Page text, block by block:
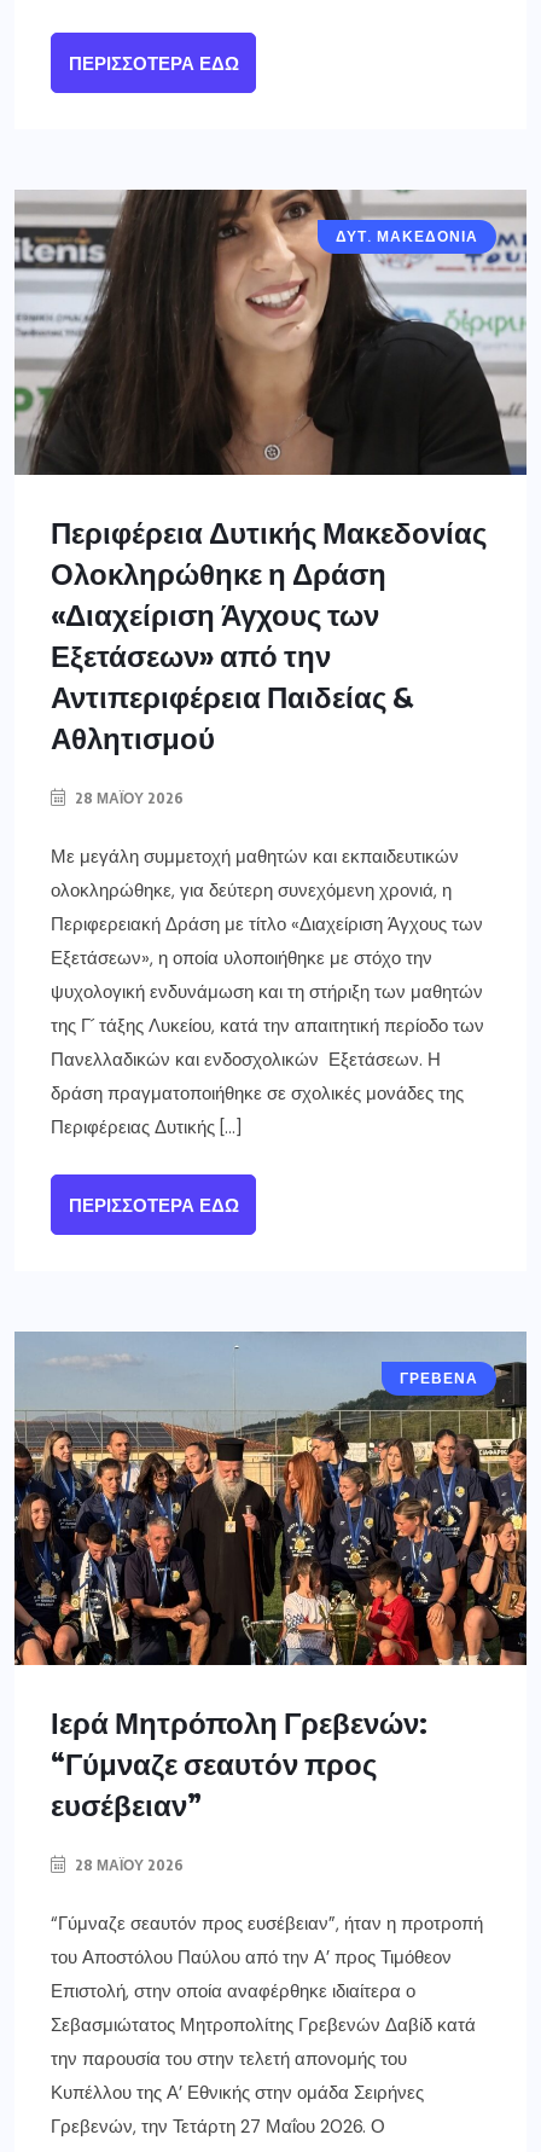
ΠΕΡΙΣΣΌΤΕΡΑ ΕΔΏ
ΔΥΤ. ΜΑΚΕΔΟΝΙΑ
Περιφέρεια Δυτικής Μακεδονίας
Ολοκληρώθηκε η Δράση
«Διαχείριση Άγχους των
Εξετάσεων» από την
Αντιπεριφέρεια Παιδείας &
Αθλητισμού
28 ΜΑΪ́ΟΥ 2026
Με μεγάλη συμμετοχή μαθητών και εκπαιδευτικών
ολοκληρώθηκε, για δεύτερη συνεχόμενη χρονιά, η
Περιφερειακή Δράση με τίτλο «Διαχείριση Άγχους των
Εξετάσεων», η οποία υλοποιήθηκε με στόχο την
ψυχολογική ενδυνάμωση και τη στήριξη των μαθητών
της Γ´ τάξης Λυκείου, κατά την απαιτητική περίοδο των
Πανελλαδικών και ενδοσχολικών Εξετάσεων. Η
δράση πραγματοποιήθηκε σε σχολικές μονάδες της
Περιφέρειας Δυτικής […]
ΠΕΡΙΣΣΌΤΕΡΑ ΕΔΏ
ΓΡΕΒΕΝΑ
Ιερά Μητρόπολη Γρεβενών:
“Γύμναζε σεαυτόν προς
ευσέβειαν”
28 ΜΑΪ́ΟΥ 2026
“Γύμναζε σεαυτόν προς ευσέβειαν”, ήταν η προτροπή
του Αποστόλου Παύλου από την Α’ προς Τιμόθεον
Επιστολή, στην οποία αναφέρθηκε ιδιαίτερα ο
Σεβασμιώτατος Μητροπολίτης Γρεβενών Δαβίδ κατά
την παρουσία του στην τελετή απονομής του
Κυπέλλου της Α’ Εθνικής στην ομάδα Σειρήνες
Γρεβενών, την Τετάρτη 27 Μαΐου 2026. Ο